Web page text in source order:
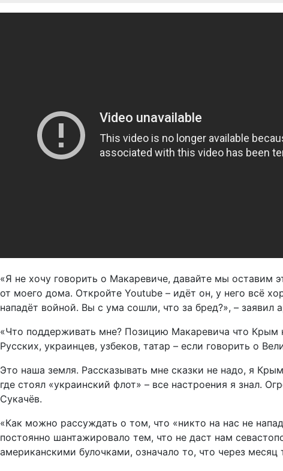
«Я не хочу говорить о Макаревиче, давайте мы оставим
от моего дома. Откройте Youtube – идёт он, у него всё
нападёт войной. Вы с ума сошли, что за бред?», – заявил
«Что поддерживать мне? Позицию Макаревича что
Русских, украинцев, узбеков, татар – если говорить о
Это наша земля. Рассказывать мне сказки не надо, я
где стоял «украинский флот» – все настроения я знал.
Сукачёв.
«Как можно рассуждать о том, что «никто на нас не
постоянно шантажировало тем, что не даст нам
американскими булочками, означало то, что через месяц